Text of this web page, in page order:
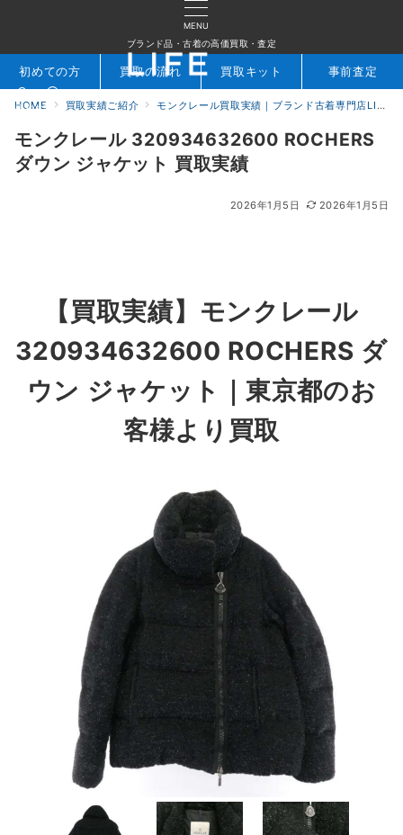
MENU
ブランド品・古着の高価買取・査定
検索 お問合せ
初めての方 買取の流れ 買取キット 事前査定
HOME 買取実績ご紹介 モンクレール買取実績｜ブランド古着専門店LIFE
モンクレール 320934632600 ROCHERS
ダウン ジャケット 買取実績
2026年1月5日 2026年1月5日
【買取実績】 モンクレール
320934632600 ROCHERS ダ
ウン ジャケット
｜東京都のお
客様より買取